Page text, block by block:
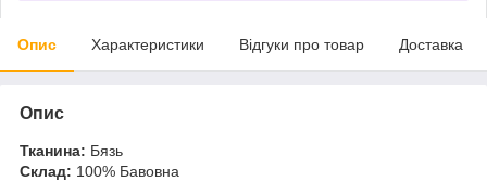
Опис Характеристики Відгуки про товар Доставка
Опис
Тканина: Бязь
Склад: 100% Бавовна